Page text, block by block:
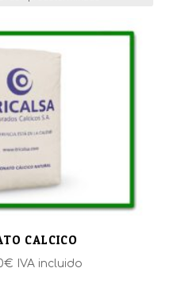
CALCICO
€ Rango
IVA incluido